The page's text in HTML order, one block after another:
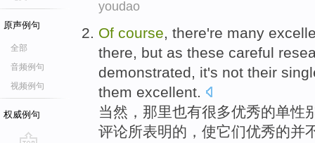
原声例句
全部
音频例句
视频例句
权威例句
youdao
Of course, there're many
there, but as these careful
demonstrated, it's not their
them excellent.
当然 ， 那里也有很多优秀的单性
评论所表明的， 使它们优秀的并